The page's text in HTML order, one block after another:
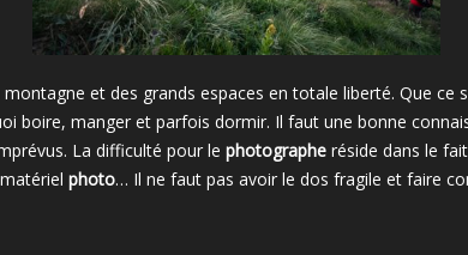
et des grands espaces en totale liberté. Que ce
boire, manger et parfois dormir. Il faut une bonne
La difficulté pour le photographe réside dans le
photo… Il ne faut pas avoir le dos fragile et faire